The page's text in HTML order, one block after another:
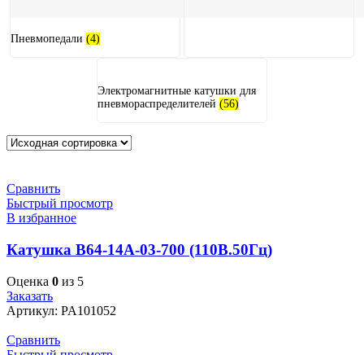
Пневмопедали(4)
Электромагнитные катушки для
пневмораспределителей(56)
Сравнить
Быстрый просмотр
В избранное
Катушка В64-14А-03-700 (110В.50Гц)
Оценка 0 из 5
Заказать
Артикул: PA101052
Сравнить